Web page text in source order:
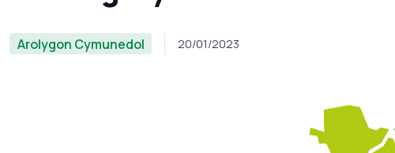
Arolygon Cymunedol 20/01/2023